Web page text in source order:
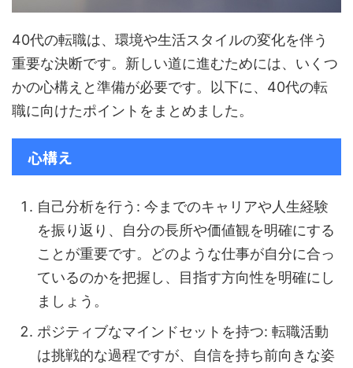
40代の転職は、環境や生活スタイルの変化を伴う
重要な決断です。新しい道に進むためには、いくつ
かの心構えと準備が必要です。以下に、40代の転
職に向けたポイントをまとめました。
心構え
自己分析を行う: 今までのキャリアや人生経験
を振り返り、自分の長所や価値観を明確にする
ことが重要です。どのような仕事が自分に合っ
ているのかを把握し、目指す方向性を明確にし
ましょう。
ポジティブなマインドセットを持つ: 転職活動
は挑戦的な過程ですが、自信を持ち前向きな姿